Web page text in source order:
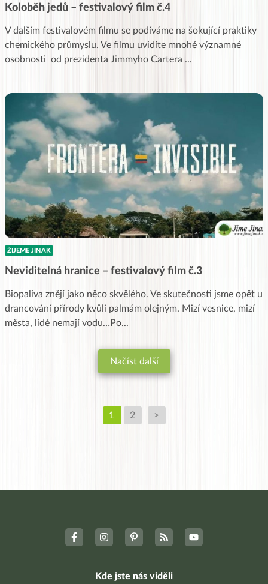
Koloběh jedů – festivalový film č.4
V dalším festivalovém filmu se podíváme na šokující praktiky
chemického průmyslu. Ve filmu uvidíte mnohé významné
osobnosti od prezidenta Jimmyho Cartera ...
ŽIJEME JINAK
Neviditelná hranice – festivalový film č.3
Biopaliva znějí jako něco skvělého. Ve skutečnosti jsme opět u
drancování přírody kvůli palmám olejným. Mizí vesnice, mizí
města, lidé nemají vodu…Po...
Načíst další
1 2 >
Kde jste nás viděli